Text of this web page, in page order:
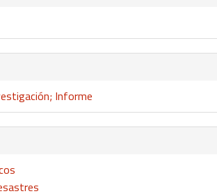
Informe